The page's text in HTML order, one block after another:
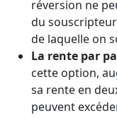
réversion ne
du
de laquelle on
La rente par
cette option,
sa rente en
peuvent